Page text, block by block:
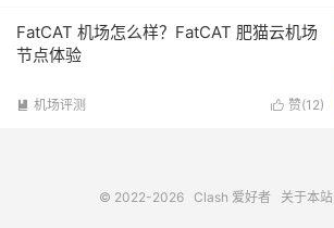
FatCAT 机场怎么样？FatCAT 肥猫云机场
节点体验
 赞(12)
 机场评测
© 2022-2026 Clash 爱好者 关于本站